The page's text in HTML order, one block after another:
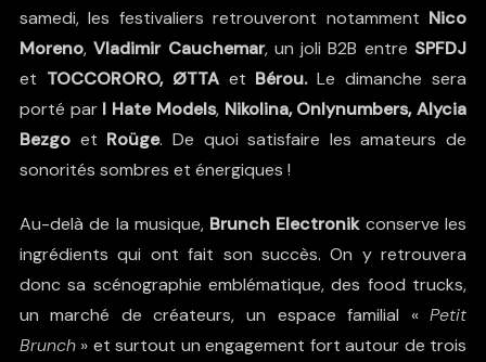
samedi, les festivaliers retrouveront notamment Nico
Moreno,Vladimir Cauchemar, un joli B2B entre SPFDJ
et TOCCORORO, ØTTAet Bérou.Le dimanche sera
porté par I Hate Models, Nikolina, Onlynumbers, Alycia
Bezgoet Roüge. De quoi satisfaire les amateurs de
sonorités sombres et énergiques !
Au-delà de la musique, Brunch Electronikconserve les
ingrédients qui ont fait son succès. On y retrouvera
donc sa scénographie emblématique, des food trucks,
un marché de créateurs, un espace familial «Petit
Brunch» et surtout un engagement fort autour de trois